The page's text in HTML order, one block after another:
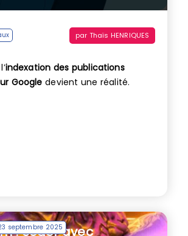
par Thaïs HENRIQUES
indexation des publications
Google devient une réalité.
septembre 2025
: coder avec